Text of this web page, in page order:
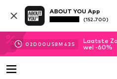
ABOUT YOU App
(152.700)
02D 00U 58M 43 S
Laatste
wel -60%